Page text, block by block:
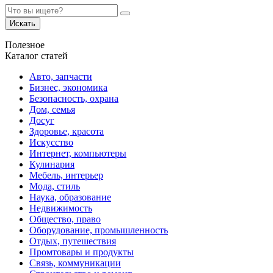
Искать
Полезное
Каталог статей
Авто, запчасти
Бизнес, экономика
Безопасность, охрана
Дом, семья
Досуг
Здоровье, красота
Искусство
Интернет, компьютеры
Кулинария
Мебель, интерьер
Мода, стиль
Наука, образование
Недвижимость
Общество, право
Оборудование, промышленность
Отдых, путешествия
Промтовары и продукты
Связь, коммуникации